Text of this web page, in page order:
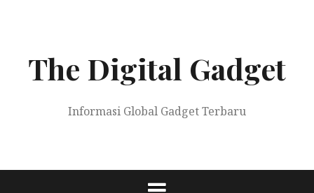
The Digital Gadget
Informasi Global Gadget Terbaru